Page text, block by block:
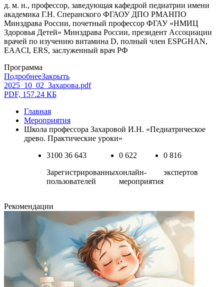
д. м. н., профессор, заведующая кафедрой педиатрии имени
академика Г.Н. Сперанского ФГАОУ ДПО РМАНПО
Минздрава России, почетный профессор ФГАУ «НМИЦ
Здоровья Детей» Минздрава России, президент Ассоциации
врачей по изучению витамина D, полный член ESPGHAN,
EAACI, ERS, заслуженный врач РФ
Программа
ПодробнееЗакрыть
2025_10_02_Захарова.pdf
PDF, 157.24 КБ
Главная
Мероприятия
Школа профессора Захаровой И.Н. «Педиатрическое
древо. Практические уроки»
3100 36 643
Зарегистрированных
пользователей
0 622
онлайн-
мероприятия
0 816
экспертов
Рекомендации